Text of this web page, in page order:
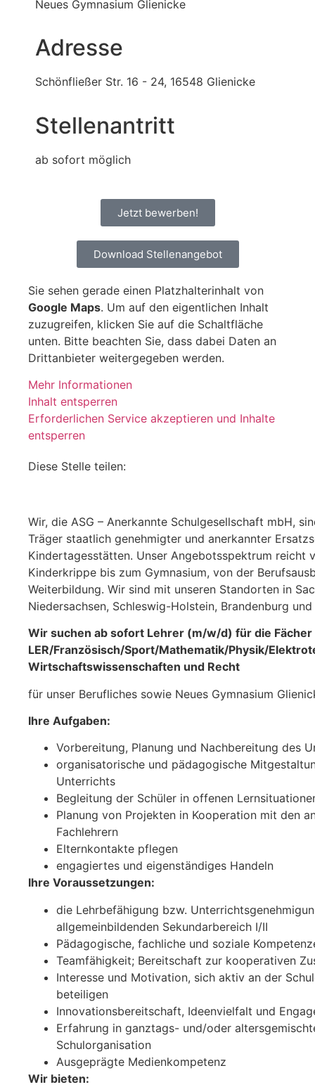
Neues Gymnasium Glienicke
Adresse
Schönfließer Str. 16 - 24, 16548 Glienicke
Stellenantritt
ab sofort möglich
Jetzt bewerben!
Download Stellenangebot
Sie sehen gerade einen Platzhalterinhalt von
Google Maps. Um auf den eigentlichen Inhalt
zuzugreifen, klicken Sie auf die Schaltfläche
unten. Bitte beachten Sie, dass dabei Daten an
Drittanbieter weitergegeben werden.
Mehr Informationen
Inhalt entsperren
Erforderlichen Service akzeptieren und Inhalte
entsperren
Diese Stelle teilen:
Wir, die ASG – Anerkannte Schulgesellschaft mbH,
Träger staatlich genehmigter und anerkannter
Kindertagesstätten. Unser Angebotsspektrum reicht
Kinderkrippe bis zum Gymnasium, von der
Weiterbildung. Wir sind mit unseren Standorten in
Niedersachsen, Schleswig-Holstein, Brandenburg
Wir suchen ab sofort Lehrer (m/w/d) für die Fächer
LER/Französisch/Sport/Mathematik/Physik/
Wirtschaftswissenschaften und Recht
für unser Berufliches sowie Neues Gymnasium
Ihre Aufgaben:
Vorbereitung, Planung und Nachbereitung des
organisatorische und pädagogische
Unterrichts
Begleitung der Schüler in offenen
Planung von Projekten in Kooperation mit den
Fachlehrern
Elternkontakte pflegen
engagiertes und eigenständiges Handeln
Ihre Voraussetzungen:
die Lehrbefähigung bzw.
allgemeinbildenden Sekundarbereich I/II
Pädagogische, fachliche und soziale
Teamfähigkeit; Bereitschaft zur kooperativen
Interesse und Motivation, sich aktiv an der
beteiligen
Innovationsbereitschaft, Ideenvielfalt und
Erfahrung in ganztags- und/oder
Schulorganisation
Ausgeprägte Medienkompetenz
Wir bieten: